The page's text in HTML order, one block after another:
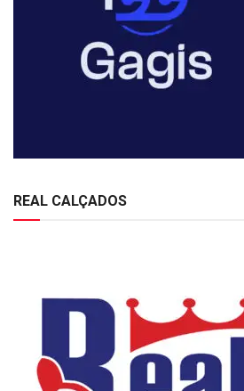
REAL CALÇADOS